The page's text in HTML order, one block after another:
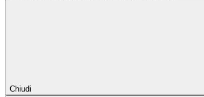
Chiudi